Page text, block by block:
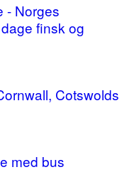
- Norges
finsk og
Cotswolds
med bus